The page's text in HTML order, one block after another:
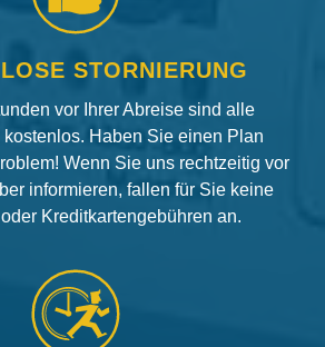
STORNIERUNG
vor Ihrer Abreise sind alle
Haben Sie einen Plan
Wenn Sie uns rechtzeitig vor
informieren, fallen für Sie keine
Kreditkartengebühren an.